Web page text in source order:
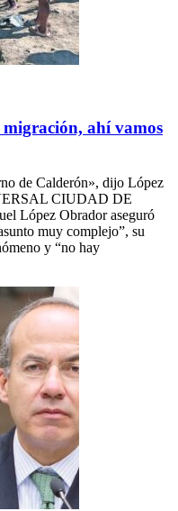
ahí vamos
de Calderón», dijo López
CIUDAD DE
López Obrador aseguró
muy complejo”, su
y “no hay